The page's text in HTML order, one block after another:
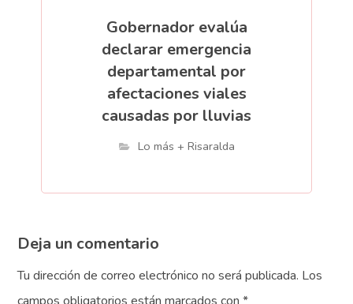
Gobernador evalúa
declarar emergencia
departamental por
afectaciones viales
causadas por lluvias
Lo más + Risaralda
Deja un comentario
Tu dirección de correo electrónico no será publicada. Los